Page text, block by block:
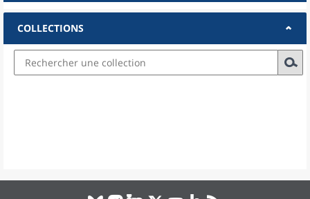
COLLECTIONS